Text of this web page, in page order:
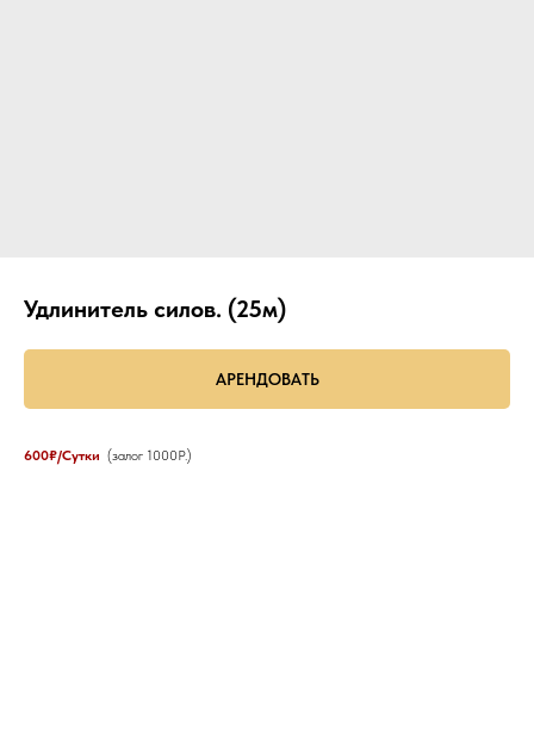
Удлинитель силов. (25м)
АРЕНДОВАТЬ
600₽/Сутки (залог 1000Р.)